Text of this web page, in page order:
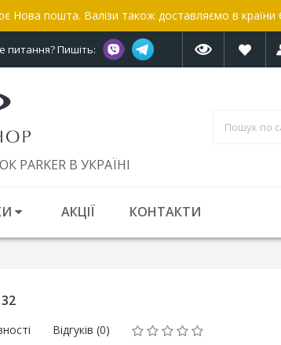
Нова пошта. Валізи також доставляємо в країни
питання? Пишіть:
В УКРАЇНІ
АКЦІЇ КОНТАКТИ
Відгуків (0)